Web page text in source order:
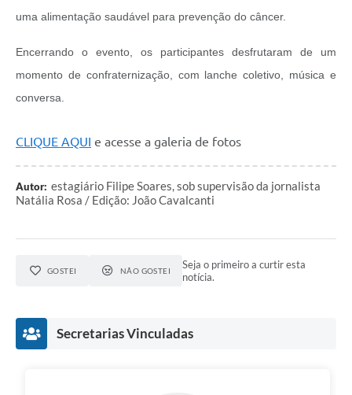
uma alimentação saudável para prevenção do câncer.
Encerrando o evento, os participantes desfrutaram de um
momento de confraternização, com lanche coletivo, música e
conversa.
CLIQUE AQUI e acesse a galeria de fotos
Autor: estagiário Filipe Soares, sob supervisão da jornalista
Natália Rosa / Edição: João Cavalcanti
GOSTEI NÃO GOSTEI
Seja o primeiro a curtir esta
notícia.
Secretarias Vinculadas